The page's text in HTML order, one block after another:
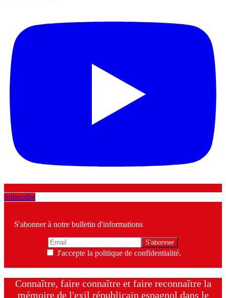
Subscribe
S'abonner à notre bulletin d'informations
J'accepte la politique de confidentialité.
Connaître, faire connaître et faire reconnaître la
mémoire de l'exil républicain espagnol dans le